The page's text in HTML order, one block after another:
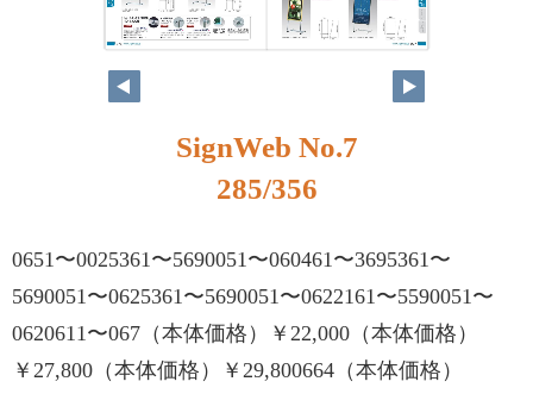
SignWeb No.7
285/356
0651〜0025361〜5690051〜060461〜3695361〜
5690051〜0625361〜5690051〜0622161〜5590051〜
0620611〜067（本体価格）￥22,000（本体価格）
￥27,800（本体価格）￥29,800664（本体価格）